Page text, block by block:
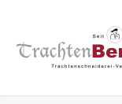
content